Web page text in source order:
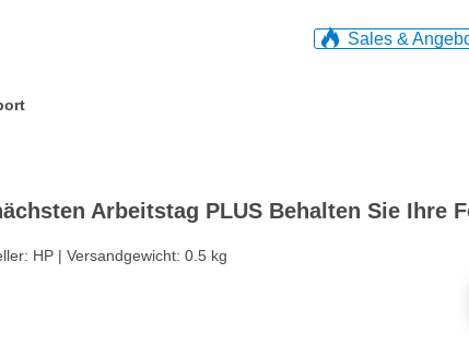
Sales &
Arbeitstag PLUS Behalten Sie Ihre
HP | Versandgewicht: 0.5 kg